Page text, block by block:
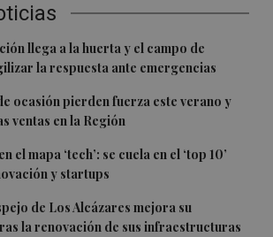
llega a la huerta y el campo de
la respuesta ante emergencias
ocasión pierden fuerza este verano y
ventas en la Región
el mapa ‘tech’: se cuela en el ‘top 10’
y startups
de Los Alcázares mejora su
la renovación de sus infraestructuras